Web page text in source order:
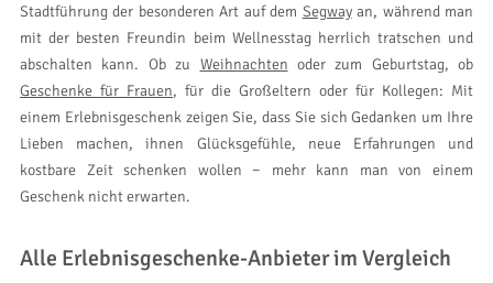
Stadtführung der besonderen Art auf dem Segwayan, während man
mit der besten Freundin beim Wellnesstag herrlich tratschen und
abschalten kann. Ob zu Weihnachten oder zum Geburtstag, ob
Geschenke für Frauen, für die Großeltern oder für Kollegen: Mit
einem Erlebnisgeschenk zeigen Sie, dass Sie sich Gedanken um Ihre
Lieben machen, ihnen Glücksgefühle, neue Erfahrungen und
kostbare Zeit schenken wollen − mehr kann man von einem
Geschenk nicht erwarten.
Alle Erlebnisgeschenke-Anbieter im Vergleich